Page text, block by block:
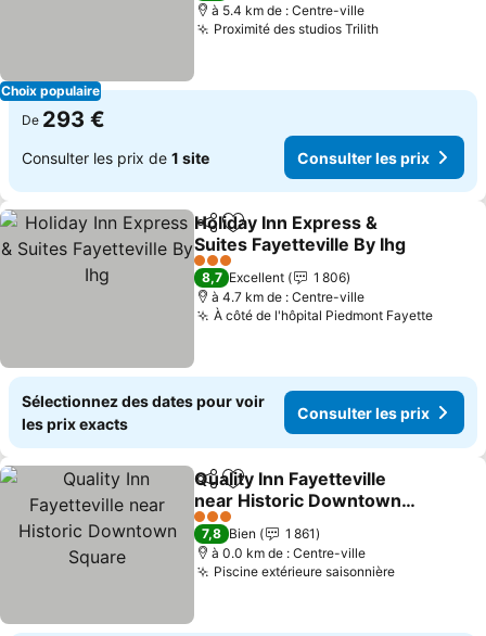
Choix populaire
à 5.4 km de : Centre-ville
Proximité des studios TrilithConsulter
De 293 €
Consulter les prix de 1 site Consulter les prix
PartagerAjouter à mes favoris
Holiday Inn Express &
Suites Fayetteville By Ihg
Consulter les prix
3 Étoiles
8,7 Excellent
1 806
à 4.7 km de : Centre-ville
À côté de l'hôpital Piedmont Fayette
Sélectionnez des dates pour voir
les prix exacts
Consulter les prix
PartagerAjouter à mes favoris
Quality Inn Fayetteville
near Historic Downtown
Square
Consulter les prix
3 Étoiles
7,8 Bien
1 861
à 0.0 km de : Centre-ville
Piscine extérieure saisonnièreConsulter